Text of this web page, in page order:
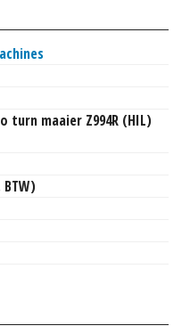
turn maaier Z994R (HIL)